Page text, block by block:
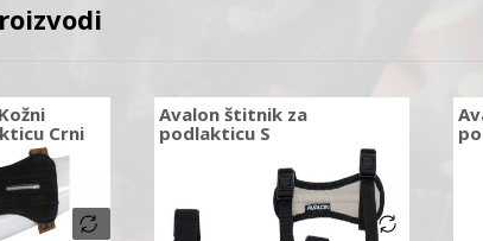
Crni
Avalon štitnik za
podlakticu S